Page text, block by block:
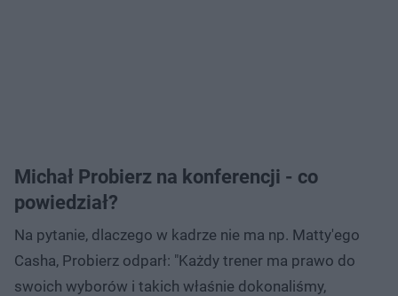
Michał Probierz na konferencji - co
powiedział?
Na pytanie, dlaczego w kadrze nie ma np. Matty'ego
Casha, Probierz odparł: "Każdy trener ma prawo do
swoich wyborów i takich właśnie dokonaliśmy,